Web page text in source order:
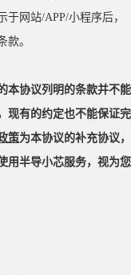
于网站/APP/小程序后，
款。
本协议列明的条款并不能
现有的约定也不能保证完
策为本协议的补充协议，
用半导小芯服务，视为您